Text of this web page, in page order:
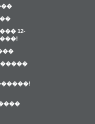
12-
������